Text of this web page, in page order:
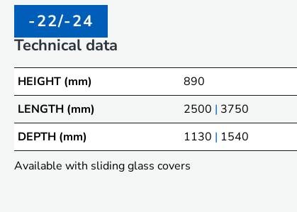
-22/-24
Technical data
HEIGHT (mm)
890
LENGTH (mm)
2500 | 3750
DEPTH (mm)
1130 | 1540
Available with sliding glass covers